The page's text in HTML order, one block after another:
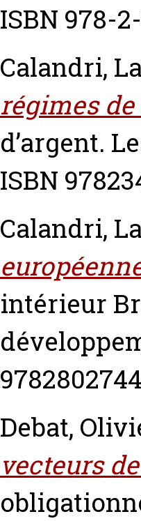
ISBN 978-
Calandri,
régimes
d’argent.
ISBN
Calandri,
intérieur
Debat,
vecteurs